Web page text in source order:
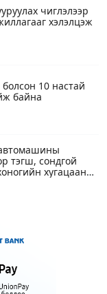
чиглэлээр
хэлэлцэж
10 настай
байна
тэгш, сондгой
хугацаанд